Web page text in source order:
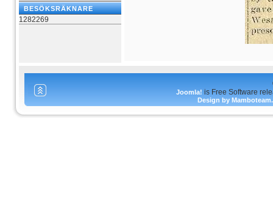
BESÖKSRÄKNARE
1282269
Joomla! is Free Software
Design by